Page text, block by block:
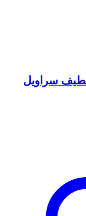
لطيف سراويل